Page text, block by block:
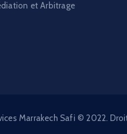
et Arbitrage
Marrakech Safi © 2022.